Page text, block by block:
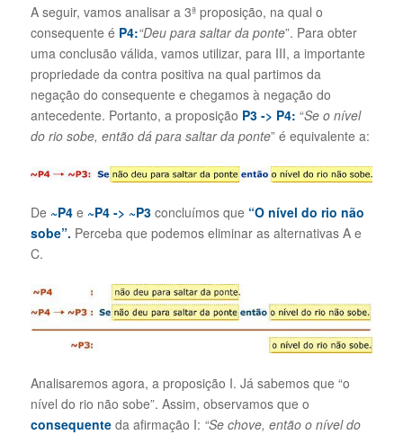
A seguir, vamos analisar a 3ª proposição, na qual o
consequente é P4:“Deu para saltar da ponte”. Para obter
uma conclusão válida, vamos utilizar, para III, a importante
propriedade da contra positiva na qual partimos da
negação do consequente e chegamos à negação do
antecedente. Portanto, a proposição P3 -> P4: “Se o nível
do rio sobe, então dá para saltar da ponte” é equivalente a:
De ~P4 e ~P4 -> ~P3 concluímos que “O nível do rio não
sobe”. Perceba que podemos eliminar as alternativas A e
C.
Analisaremos agora, a proposição I. Já sabemos que “o
nível do rio não sobe”. Assim, observamos que o
consequente da afirmação I: “Se chove, então o nível do